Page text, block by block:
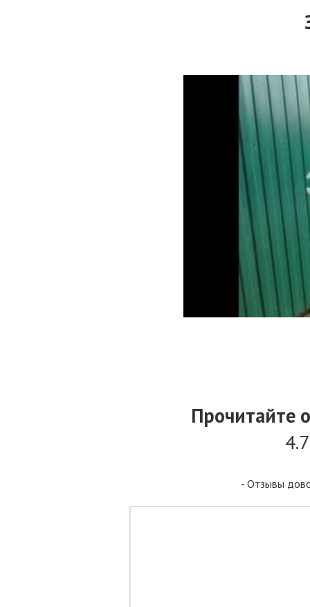
Прочитайте
- Отзывы